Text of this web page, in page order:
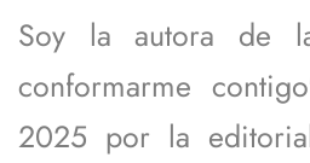
Soy la autora de
conformarme
2025 por la